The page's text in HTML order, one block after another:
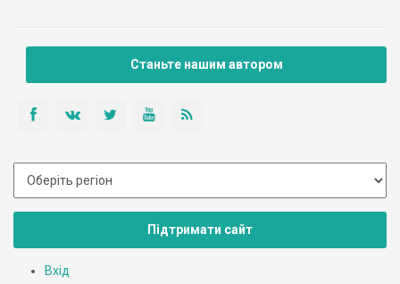
Станьте нашим автором
Підтримати сайт
Вхід